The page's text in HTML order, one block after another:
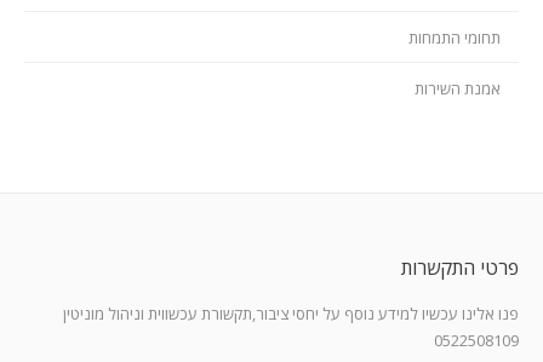
תחומי התמחות
אמנת השירות
פרטי התקשרות
פנו אלינו עכשיו למידע נוסף על יחסי ציבור,תקשורת עכשווית וניהול מוניטין
0522508109